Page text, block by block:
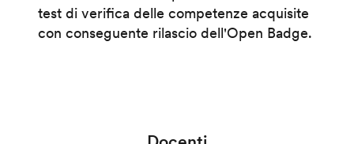
test di verifica delle competenze acquisite
con conseguente rilascio dell'Open Badge.